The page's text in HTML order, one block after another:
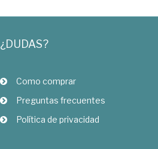
¿DUDAS?
Como comprar
Preguntas frecuentes
Política de privacidad